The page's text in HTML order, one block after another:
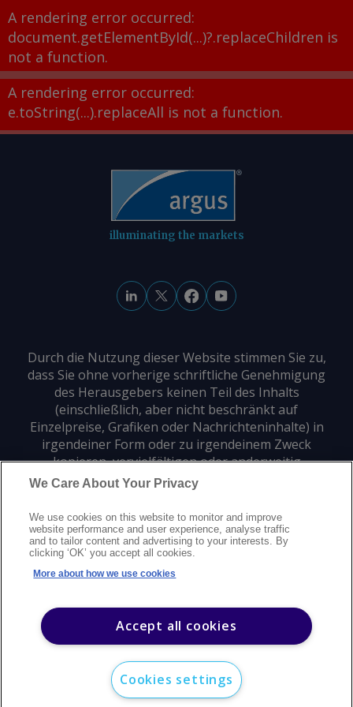
A rendering error occurred:
document.getElementById(...)?.replaceChildren is
not a function.
A rendering error occurred:
e.toString(...).replaceAll is not a function.
illuminating the markets
Durch die Nutzung dieser Website stimmen Sie zu,
dass Sie ohne vorherige schriftliche Genehmigung
des Herausgebers keinen Teil des Inhalts
(einschließlich, aber nicht beschränkt auf
Einzelpreise, Grafiken oder Nachrichteninhalte) in
irgendeiner Form oder zu irgendeinem Zweck
kopieren, vervielfältigen oder anderweitig
verwenden dürfen.
DatenschutzMarkenzeichenUrheberrecht
NutzungsbedingungenErklärung zur modernen Sklaverei
CareersKundensupport
We Care About Your Privacy
We use cookies on this website to monitor and improve
website performance and user experience, analyse traffic
and to tailor content and advertising to your interests. By
clicking ‘OK’ you accept all cookies.
More about how we use cookies
Accept all cookies
Cookies settings